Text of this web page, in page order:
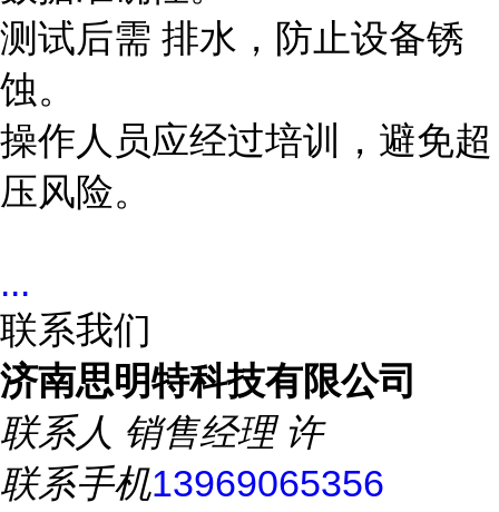
测试后需 排水，防止设备锈
蚀。
操作人员应经过培训，避免超
压风险。
...
联系我们
济南思明特科技有限公司
联系人 销售经理 许
联系手机13969065356